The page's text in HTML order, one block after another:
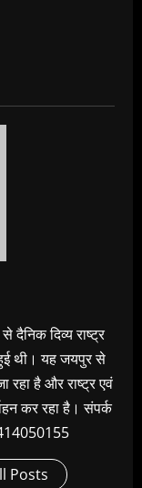
दैनिक दिव्य राष्ट्र
थी। यह जयपुर से
रहा है और राष्ट्र एवं
कर रहा है। संपर्क
Posts